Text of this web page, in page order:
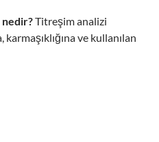
Titreşim analizi
ve kullanılan